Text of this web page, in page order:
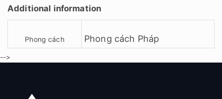
Additional information
Phong cách Phong cách Pháp
-->